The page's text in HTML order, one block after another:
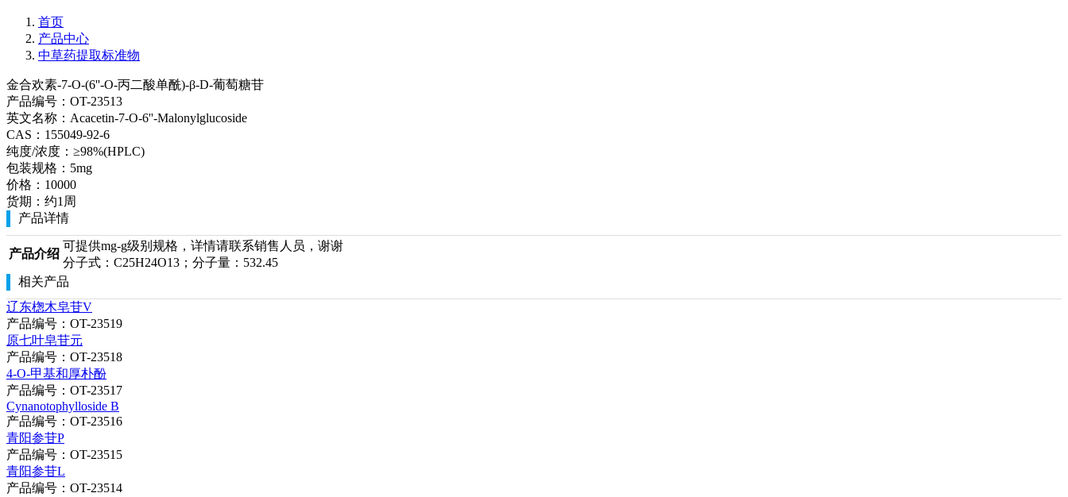
首页
产品中心
中草药提取标准物
金合欢素-7-O-(6''-O-丙二酸单酰)-β-D-葡萄糖苷
产品编号： OT-23513
英文名称： Acacetin-7-O-6''-Malonylglucoside
CAS： 155049-92-6
纯度/浓度： ≥98%(HPLC)
包装规格： 5mg
价格： 10000
货期： 约1周
产品详情
产品介绍
可提供mg-g级别规格，详情请联系销售人员，谢谢
分子式：C25H24O13；分子量：532.45
相关产品
辽东楤木皂苷V
产品编号：OT-23519
原七叶皂苷元
产品编号：OT-23518
4-O-甲基和厚朴酚
产品编号：OT-23517
Cynanotophylloside B
产品编号：OT-23516
青阳参苷P
产品编号：OT-23515
青阳参苷L
产品编号：OT-23514